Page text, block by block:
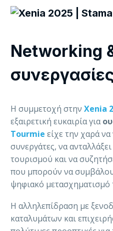
Networking
Η συμμετοχή στην Xenia
εξαιρετική ευκαιρία για
Tourmie είχε την χαρά
συνεργάτες, να
τουρισμού και να
που μπορούν να
ψηφιακό μετασχηματισμό
Η αλληλεπίδραση με
καταλυμάτων και